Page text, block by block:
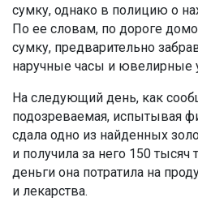
сумку, однако в полицию о
По ее словам, по дороге
сумку, предварительно
наручные часы и ювелирные
На следующий день, как
подозреваемая, испытывая
сдала одно из найденных
и получила за него 150
деньги она потратила на
и лекарства.